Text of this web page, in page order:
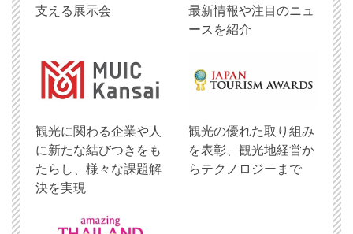
支える展示会
最新情報や注目のニュ
ースを紹介
観光に関わる企業や人
に新たな結びつきをも
たらし、様々な課題解
決を実現
観光の優れた取り組み
を表彰、観光地経営か
らテクノロジーまで